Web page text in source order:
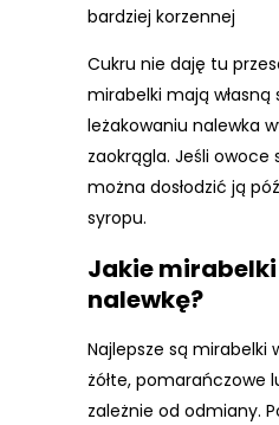
bardziej korzennej
Cukru nie daję tu
mirabelki mają własną
leżakowaniu nalewka
zaokrągla. Jeśli owoce
można dosłodzić ją
syropu.
Jakie
nalewkę?
Najlepsze są mirabelki
żółte, pomarańczowe
zależnie od odmiany.